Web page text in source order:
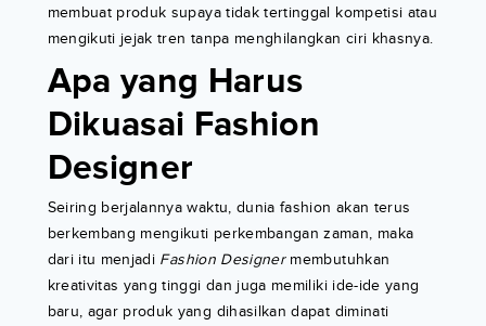
membuat produk supaya tidak tertinggal kompetisi atau
mengikuti jejak tren tanpa menghilangkan ciri khasnya.
Apa yang Harus
Dikuasai Fashion
Designer
Seiring berjalannya waktu, dunia fashion akan terus
berkembang mengikuti perkembangan zaman, maka
dari itu menjadi Fashion Designer membutuhkan
kreativitas yang tinggi dan juga memiliki ide-ide yang
baru, agar produk yang dihasilkan dapat diminati